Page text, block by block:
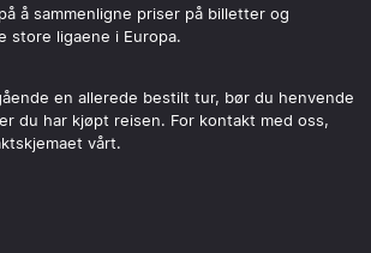
å sammenligne priser på billetter og
store ligaene i Europa.
en allerede bestilt tur, bør du henvende
du har kjøpt reisen. For kontakt med oss,
vårt.